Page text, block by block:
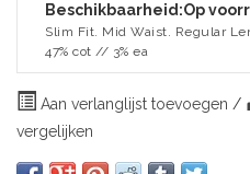
Beschikbaarheid:Op
Slim Fit. Mid Waist. Regular
47% cot // 3% ea
Aan verlanglijst toevoegen /
vergelijken